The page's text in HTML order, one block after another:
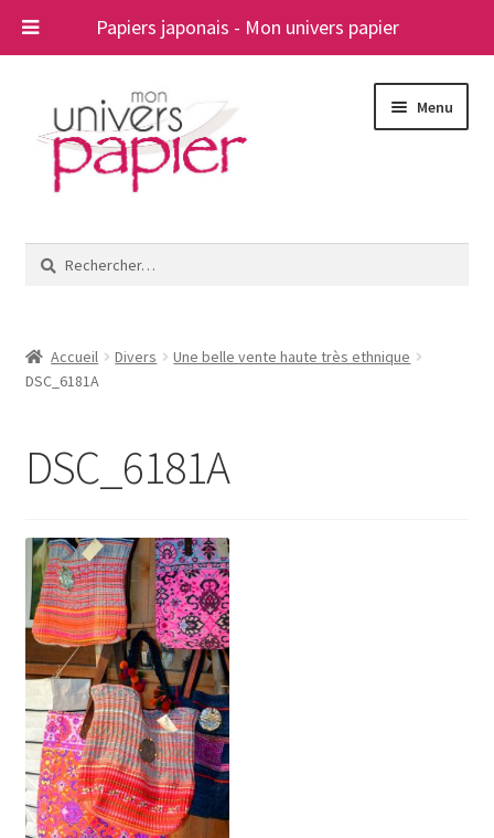
Papiers japonais - Mon univers papier
navigation
contenu
Menu
le
A propos
Rechercher :
Accueil Divers
Une belle vente haute très ethnique
DSC_6181A
DSC_6181A